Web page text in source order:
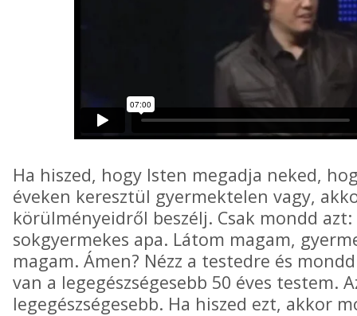
Ha hiszed, hogy Isten megadja neked,
éveken keresztül gyermektelen vagy,
körülményeidről beszélj. Csak mondd
sokgyermekes apa. Látom magam,
magam. Ámen? Nézz a testedre és
van a legegészségesebb 50 éves testem.
legegészségesebb. Ha hiszed ezt, akkor